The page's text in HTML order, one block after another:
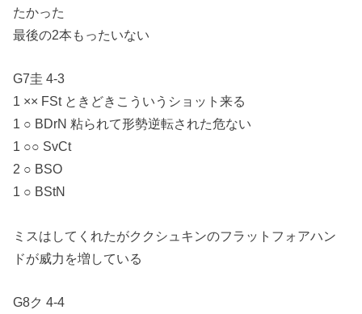
たかった
最後の2本もったいない
G7圭 4-3
1 ×× FSt ときどきこういうショット来る
1 ○ BDrN 粘られて形勢逆転された危ない
1 ○○ SvCt
2 ○ BSO
1 ○ BStN
ミスはしてくれたがククシュキンのフラットフォアハン
ドが威力を増している
G8ク 4-4